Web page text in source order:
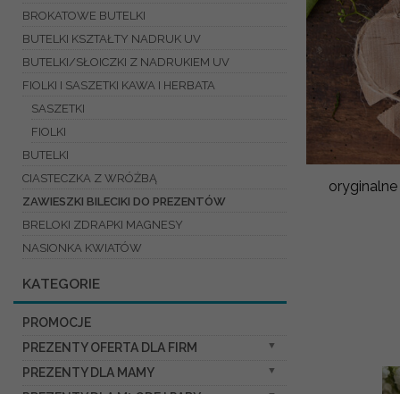
BROKATOWE BUTELKI
BUTELKI KSZTAŁTY NADRUK UV
BUTELKI/SŁOICZKI Z NADRUKIEM UV
FIOLKI I SASZETKI KAWA I HERBATA
SASZETKI
FIOLKI
BUTELKI
CIASTECZKA Z WRÓŻBĄ
ZAWIESZKI BILECIKI DO PREZENTÓW
BRELOKI ZDRAPKI MAGNESY
NASIONKA KWIATÓW
KATEGORIE
PROMOCJE
PREZENTY OFERTA DLA FIRM
SŁODKIE ZESTAWY
PREZENTY DLA MAMY